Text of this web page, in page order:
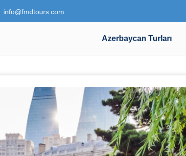
info@fmdtours.com
Azerbaycan Turları